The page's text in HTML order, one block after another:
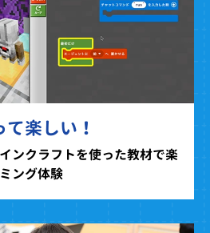
て楽しい！
ンクラフトを使った教材で楽
ング体験